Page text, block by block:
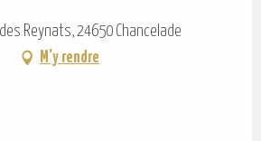
Reynats, 24650 Chancelade
M'y rendre